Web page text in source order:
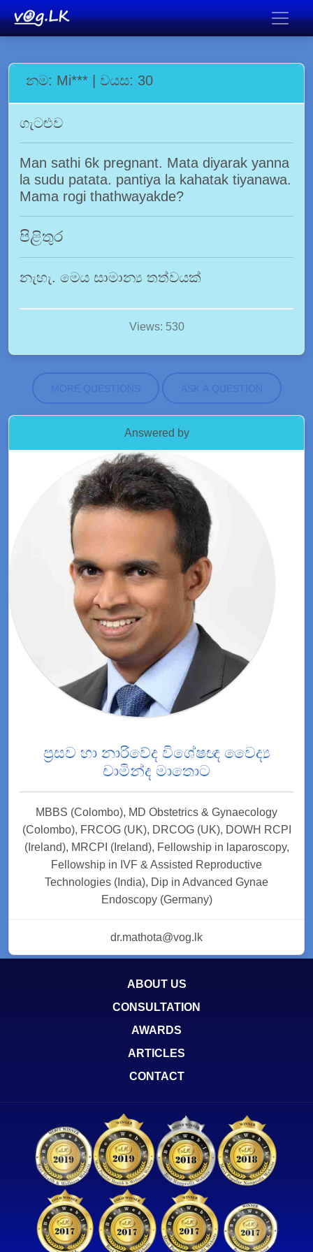
නම: Mi*** | වයස: 30
ගැටළුව
Man sathi 6k pregnant. Mata diyarak yanna
la sudu patata. pantiya la kahatak tiyanawa.
Mama rogi thathwayakde?
පිළිතුර
නැහැ. මෙය සාමාන්‍ය තත්වයක්
Views: 530
MORE QUESTIONS ASK A QUESTION
Answered by
ප්‍රසව හා නාරිවේද විශේෂඥ වෛද්‍ය
චාමින්ද මාතොට
MBBS (Colombo), MD Obstetrics & Gynaecology
(Colombo), FRCOG (UK), DRCOG (UK), DOWH RCPI
(Ireland), MRCPI (Ireland), Fellowship in laparoscopy,
Fellowship in IVF & Assisted Reproductive
Technologies (India), Dip in Advanced Gynae
Endoscopy (Germany)
dr.mathota@vog.lk
ABOUT US
CONSULTATION
AWARDS
ARTICLES
CONTACT